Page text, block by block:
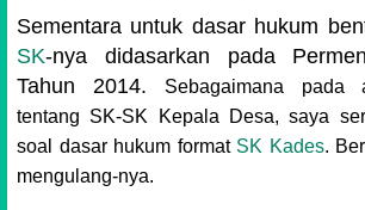
Sementara untuk dasar hukum
SK-nya didasarkan pada
Tahun 2014.
Sebagaimana pada
tentang SK-SK Kepala Desa, saya
soal dasar hukum format SK Kades.
mengulang-nya.